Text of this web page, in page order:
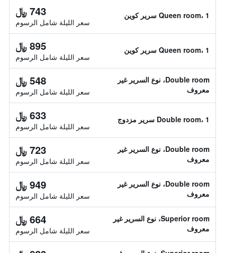
Queen room، 1 سرير كوين 743 ﷼
سعر الليلة شامل الرسوم
Queen room، 1 سرير كوين 895 ﷼
سعر الليلة شامل الرسوم
Double room، نوع السرير غير
معروف
548 ﷼
سعر الليلة شامل الرسوم
Double room، 1 سرير مزدوج 633 ﷼
سعر الليلة شامل الرسوم
Double room، نوع السرير غير
معروف
723 ﷼
سعر الليلة شامل الرسوم
Double room، نوع السرير غير
معروف
949 ﷼
سعر الليلة شامل الرسوم
Superior room، نوع السرير غير
معروف
664 ﷼
سعر الليلة شامل الرسوم